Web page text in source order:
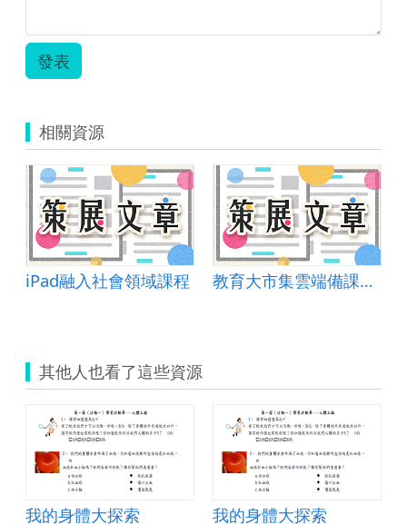
發表
相關資源
iPad融入社會領域課程 教育大市集雲端備課最佳利器~奇妙種子為例
其他人也看了這些資源
我的身體大探索 我的身體大探索